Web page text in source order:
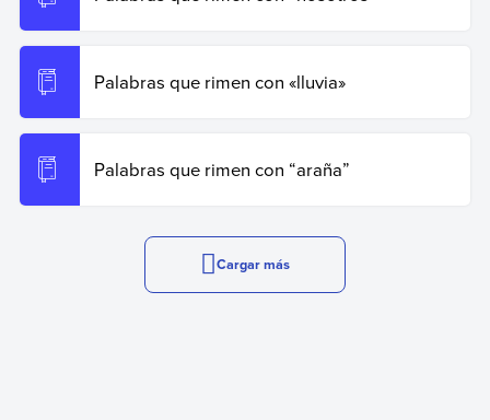
Palabras que rimen con «lluvia»
Palabras que rimen con “araña”
Cargar más